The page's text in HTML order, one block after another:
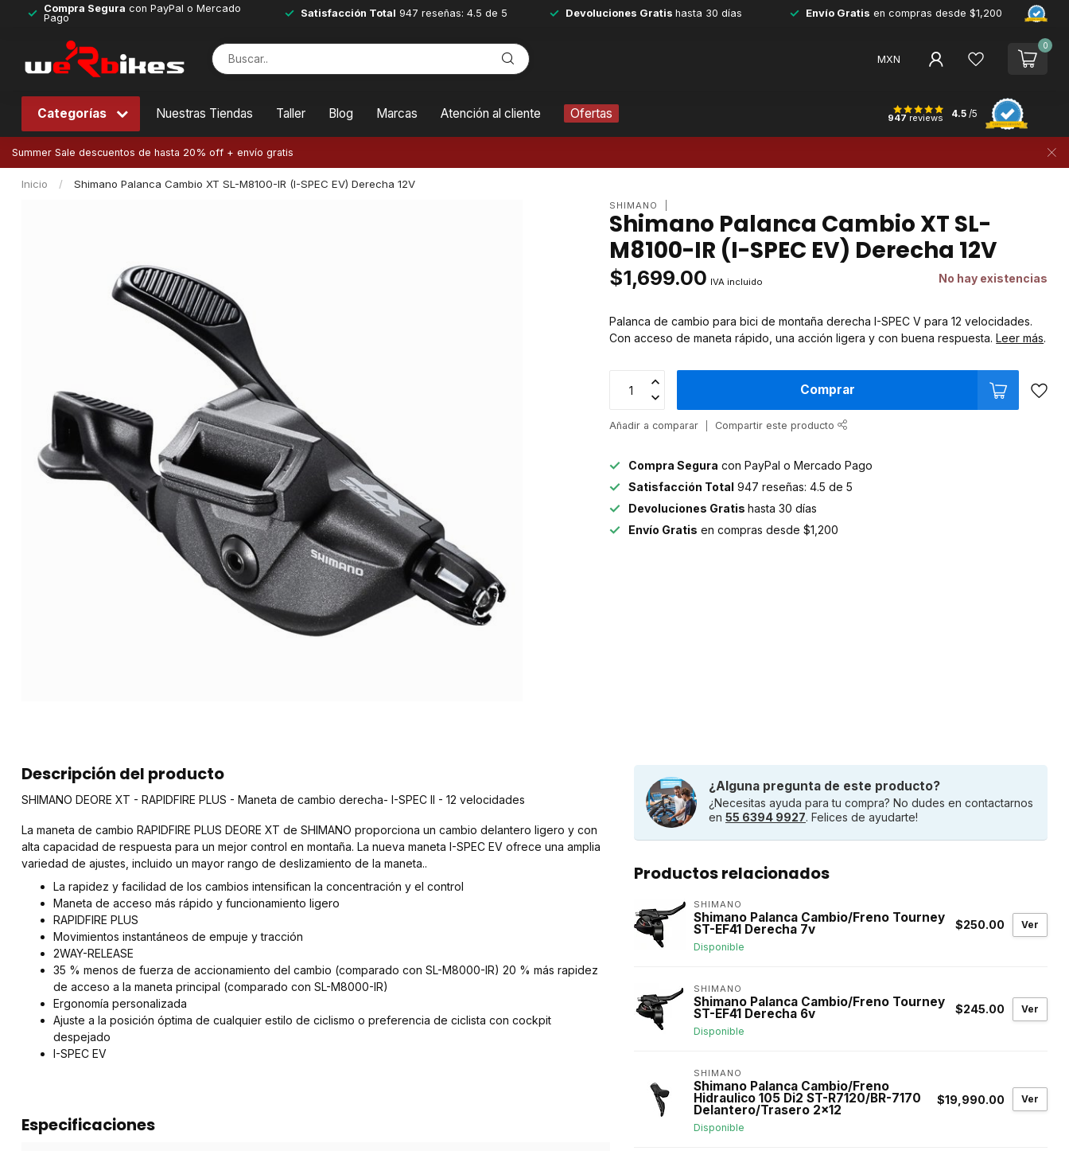
Compra Segura con PayPal o Mercado
Pago
Satisfacción Total 947 reseñas: 4.5 de 5 Devoluciones Gratis hasta 30 días Envío Gratis en compras desde $1,200
MXN
0
Categorías Nuestras Tiendas Taller Blog Marcas Atención al cliente Ofertas 947 reviews 4.5 /5
Summer Sale descuentos de hasta 20% off + envío gratis
Inicio / Shimano Palanca Cambio XT SL-M8100-IR (I-SPEC EV) Derecha 12V
SHIMANO
Shimano Palanca Cambio XT SL-
M8100-IR (I-SPEC EV) Derecha 12V
$1,699.00 IVA incluido No hay existencias
Palanca de cambio para bici de montaña derecha I-SPEC V para 12 velocidades.
Con acceso de maneta rápido, una acción ligera y con buena respuesta.Leer más.
Comprar
Añadir a comparar Compartir este producto
Compra Segura con PayPal o Mercado Pago
Satisfacción Total 947 reseñas: 4.5 de 5
Devoluciones Gratishasta 30 días
Envío Gratis en compras desde $1,200
Descripción del producto
SHIMANO DEORE XT - RAPIDFIRE PLUS - Maneta de cambio derecha- I-SPEC II - 12 velocidades
La maneta de cambio RAPIDFIRE PLUS DEORE XT de SHIMANO proporciona un cambio delantero ligero y con
alta capacidad de respuesta para un mejor control en montaña. La nueva maneta I-SPEC EV ofrece una amplia
variedad de ajustes, incluido un mayor rango de deslizamiento de la maneta..
La rapidez y facilidad de los cambios intensifican la concentración y el control
Maneta de acceso más rápido y funcionamiento ligero
RAPIDFIRE PLUS
Movimientos instantáneos de empuje y tracción
2WAY-RELEASE
35 % menos de fuerza de accionamiento del cambio (comparado con SL-M8000-IR) 20 % más rapidez
de acceso a la maneta principal (comparado con SL-M8000-IR)
Ergonomía personalizada
Ajuste a la posición óptima de cualquier estilo de ciclismo o preferencia de ciclista con cockpit
despejado
I-SPEC EV
Especificaciones
¿Alguna pregunta de este producto?
¿Necesitas ayuda para tu compra? No dudes en contactarnos
en 55 6394 9927. Felices de ayudarte!
Productos relacionados
SHIMANO
Shimano Palanca Cambio/Freno Tourney
ST-EF41 Derecha 7v
Disponible
$250.00 Ver
SHIMANO
Shimano Palanca Cambio/Freno Tourney
ST-EF41 Derecha 6v
Disponible
$245.00 Ver
SHIMANO
Shimano Palanca Cambio/Freno
Hidraulico 105 Di2 ST-R7120/BR-7170
Delantero/Trasero 2x12
Disponible
$19,990.00 Ver